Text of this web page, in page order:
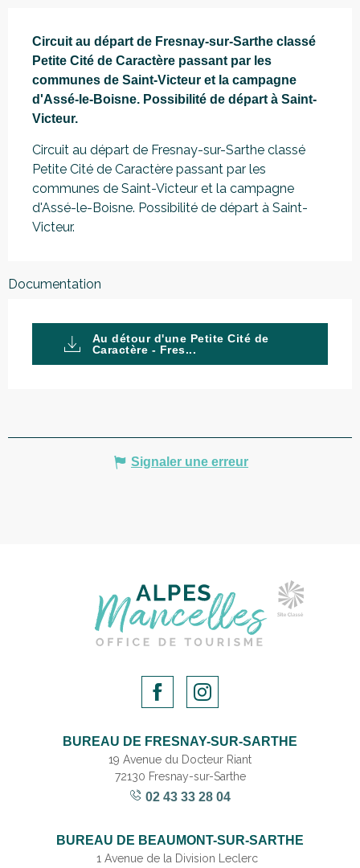
Circuit au départ de Fresnay-sur-Sarthe classé
Petite Cité de Caractère passant par les
communes de Saint-Victeur et la campagne
d'Assé-le-Boisne. Possibilité de départ à Saint-
Victeur.
Circuit au départ de Fresnay-sur-Sarthe classé
Petite Cité de Caractère passant par les
communes de Saint-Victeur et la campagne
d'Assé-le-Boisne. Possibilité de départ à Saint-
Victeur.
Documentation
Au détour d'une Petite Cité de
Caractère - Fres...
Signaler une erreur
BUREAU DE FRESNAY-SUR-SARTHE
19 Avenue du Docteur Riant
72130 Fresnay-sur-Sarthe
02 43 33 28 04
BUREAU DE BEAUMONT-SUR-SARTHE
1 Avenue de la Division Leclerc